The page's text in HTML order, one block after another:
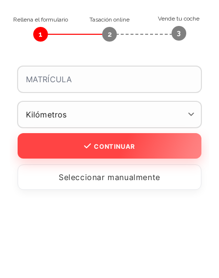
Rellena el formulario
1
Tasación online
2
Vende tu coche
3
CONTINUAR
Seleccionar manualmente